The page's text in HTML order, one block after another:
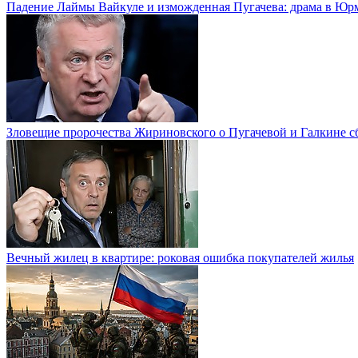
Падение Лаймы Вайкуле и изможденная Пугачева: драма в
Зловещие пророчества Жириновского о Пугачевой и Галкине
Вечный жилец в квартире: роковая ошибка покупателей жилья